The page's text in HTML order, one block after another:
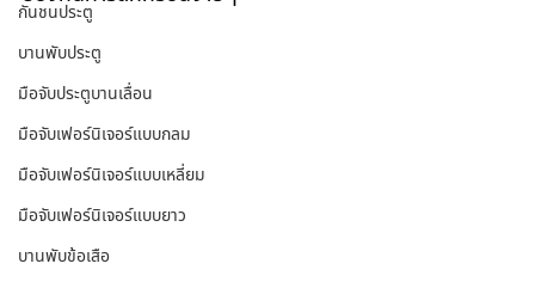
กันชนประตู
บานพับประตู
มือจับประตูบานเลื่อน
มือจับเฟอร์นิเจอร์แบบกลม
มือจับเฟอร์นิเจอร์แบบเหลี่ยม
มือจับเฟอร์นิเจอร์แบบยาว
บานพับข้อเสือ